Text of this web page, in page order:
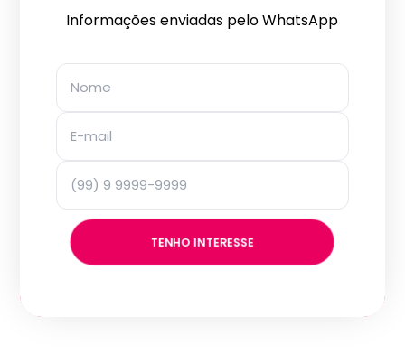
Informações enviadas pelo WhatsApp
TENHO INTERESSE